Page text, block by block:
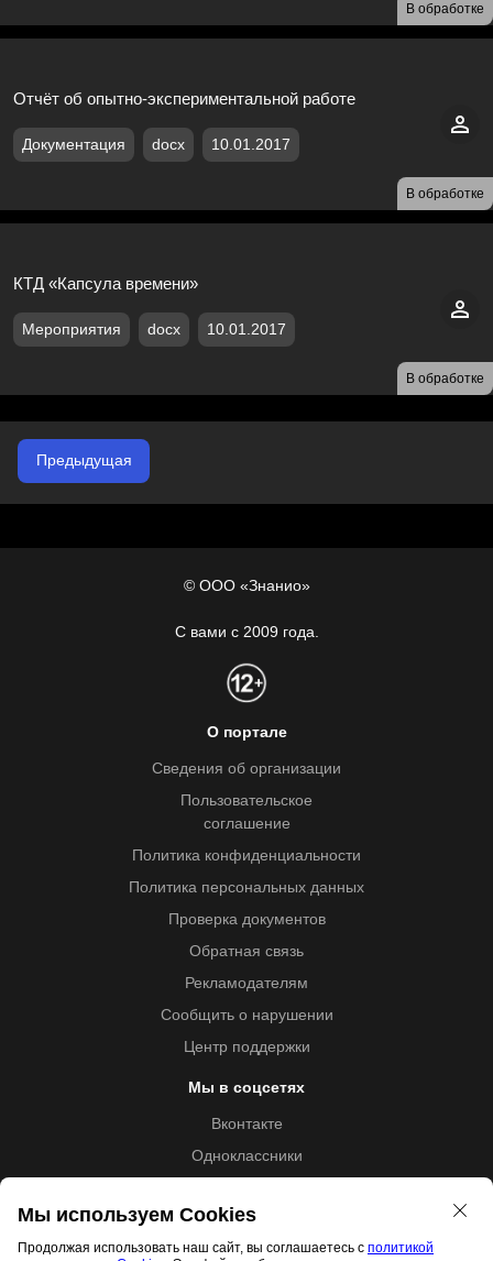
В обработке
В обработке
Отчёт об опытно-экспериментальной работе
Документация docx 10.01.2017
В обработке
КТД «Капсула времени»
Мероприятия docx 10.01.2017
Предыдущая
© ООО «Знанио»
С вами с 2009 года.
О портале
Сведения об организации
Пользовательское
соглашение
Политика конфиденциальности
Политика персональных данных
Проверка документов
Обратная связь
Рекламодателям
Сообщить о нарушении
Центр поддержки
Мы в соцсетях
Вконтакте
Одноклассники
Мы используем Cookies
Продолжая использовать наш сайт, вы соглашаетесь с политикой